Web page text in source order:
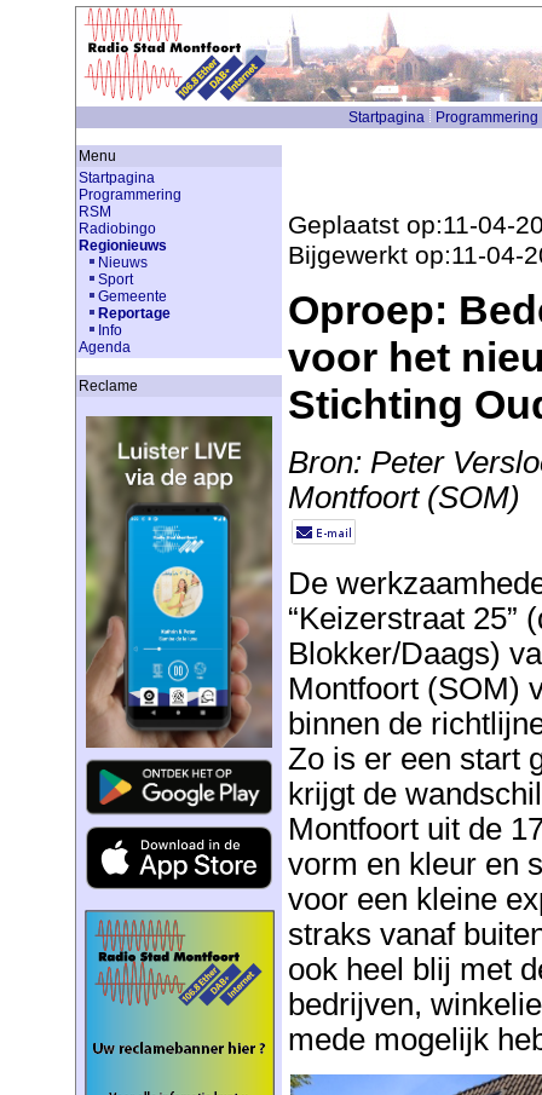
Startpagina Programmering
Menu
Startpagina
Programmering
RSM
Radiobingo
Regionieuws
Nieuws
Sport
Gemeente
Reportage
Info
Agenda
Reclame
Geplaatst op:11-04-
Bijgewerkt op:11-04-
Oproep:
voor het
Stichting
Bron: Peter
Montfoort (SOM)
De
“Keizerstraat 25”
Blokker/Daags)
Montfoort (SOM)
binnen de
Zo is er een start
krijgt de
Montfoort uit de
vorm en kleur en
voor een kleine
straks vanaf
ook heel blij met
bedrijven,
mede mogelijk